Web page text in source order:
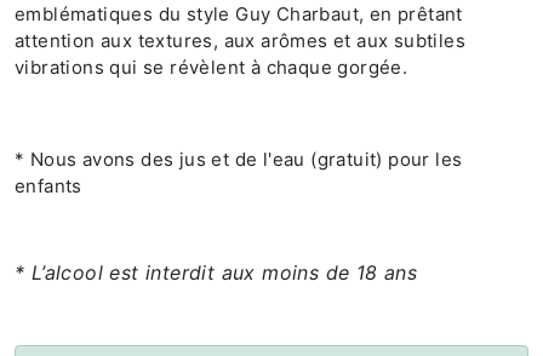
emblématiques du style Guy Charbaut, en prêtant
attention aux textures, aux arômes et aux subtiles
vibrations qui se révèlent à chaque gorgée.
* Nous avons des jus et de l'eau (gratuit) pour les
enfants
* L’alcool est interdit aux moins de 18 ans